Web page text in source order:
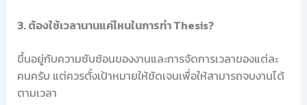
3. ต้องใช้เวลานานแค่ไหนในการทำ Thesis?
ขึ้นอยู่กับความซับซ้อนของงานและการจัดการเวลาของแต่ละ
คนครับ แต่ควรตั้งเป้าหมายให้ชัดเจนเพื่อให้สามารถจบงานได้
ตามเวลา